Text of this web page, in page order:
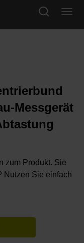
Messgerät
zum Produkt. Sie
Nutzen Sie einfach